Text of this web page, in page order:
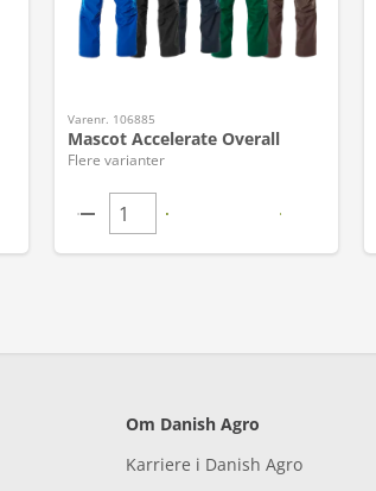
Varenr. 106885
Mascot Accelerate Overall
Flere varianter
Om Danish Agro
Karriere i Danish Agro